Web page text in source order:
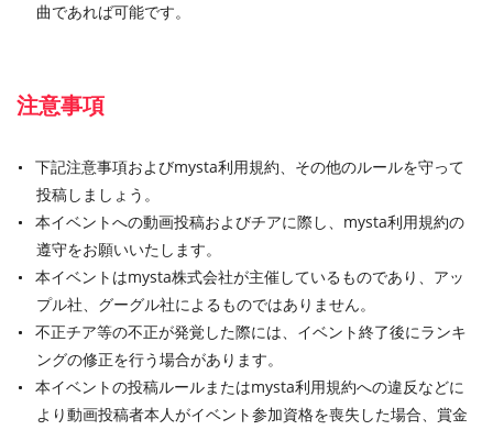
曲であれば可能です。
注意事項
下記注意事項およびmysta利用規約、その他のルールを守って
投稿しましょう。
本イベントへの動画投稿およびチアに際し、mysta利用規約の
遵守をお願いいたします。
本イベントはmysta株式会社が主催しているものであり、アッ
プル社、グーグル社によるものではありません。
不正チア等の不正が発覚した際には、イベント終了後にランキ
ングの修正を行う場合があります。
本イベントの投稿ルールまたはmysta利用規約への違反などに
より動画投稿者本人がイベント参加資格を喪失した場合、賞金